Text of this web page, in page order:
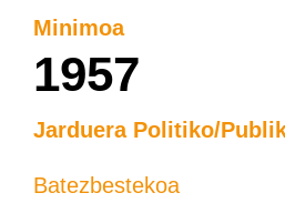
Minimoa
1957
Jarduera Politiko/
Batezbestekoa